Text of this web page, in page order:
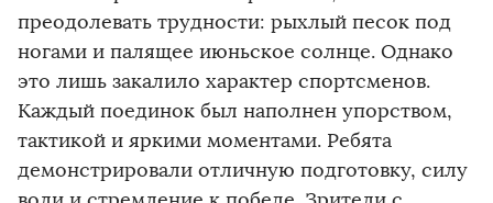
преодолевать трудности: рыхлый песок под
ногами и палящее июньское солнце. Однако
это лишь закалило характер спортсменов.
Каждый поединок был наполнен упорством,
тактикой и яркими моментами. Ребята
демонстрировали отличную подготовку, силу